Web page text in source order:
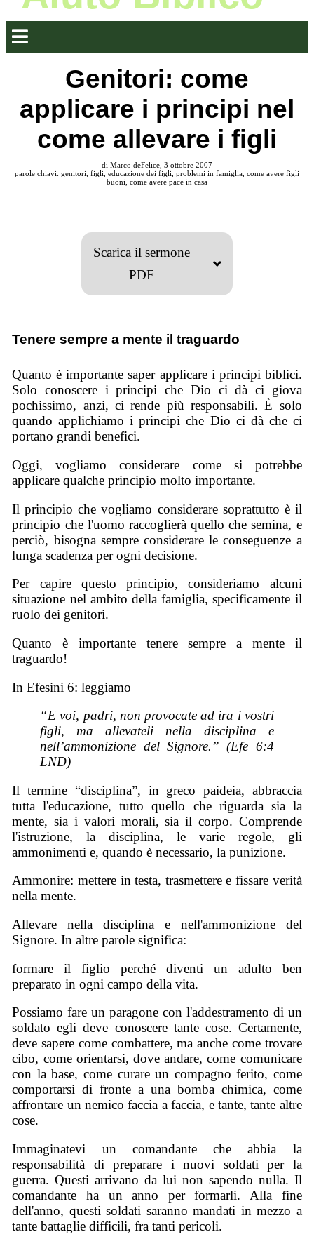
Genitori: come
applicare i principi nel
come allevare i figli
di Marco deFelice, 3 ottobre 2007
parole chiavi: genitori, figli, educazione dei figli, problemi in famiglia, come avere figli
buoni, come avere pace in casa
Scarica il sermone
PDF
Tenere sempre a mente il traguardo
Quanto è importante saper applicare i principi biblici.
Solo conoscere i principi che Dio ci dà ci giova
pochissimo, anzi, ci rende più responsabili. È solo
quando applichiamo i principi che Dio ci dà che ci
portano grandi benefici.
Oggi, vogliamo considerare come si potrebbe
applicare qualche principio molto importante.
Il principio che vogliamo considerare soprattutto è il
principio che l'uomo raccoglierà quello che semina, e
perciò, bisogna sempre considerare le conseguenze a
lunga scadenza per ogni decisione.
Per capire questo principio, consideriamo alcuni
situazione nel ambito della famiglia, specificamente il
ruolo dei genitori.
Quanto è importante tenere sempre a mente il
traguardo!
In Efesini 6: leggiamo
“E voi, padri, non provocate ad ira i vostri
figli, ma allevateli nella disciplina e
nell’ammonizione del Signore.” (Efe 6:4
LND)
Il termine “disciplina”, in greco paideia, abbraccia
tutta l'educazione, tutto quello che riguarda sia la
mente, sia i valori morali, sia il corpo. Comprende
l'istruzione, la disciplina, le varie regole, gli
ammonimenti e, quando è necessario, la punizione.
Ammonire: mettere in testa, trasmettere e fissare verità
nella mente.
Allevare nella disciplina e nell'ammonizione del
Signore. In altre parole significa:
formare il figlio perché diventi un adulto ben
preparato in ogni campo della vita.
Possiamo fare un paragone con l'addestramento di un
soldato egli deve conoscere tante cose. Certamente,
deve sapere come combattere, ma anche come trovare
cibo, come orientarsi, dove andare, come comunicare
con la base, come curare un compagno ferito, come
comportarsi di fronte a una bomba chimica, come
affrontare un nemico faccia a faccia, e tante, tante altre
cose.
Immaginatevi un comandante che abbia la
responsabilità di preparare i nuovi soldati per la
guerra. Questi arrivano da lui non sapendo nulla. Il
comandante ha un anno per formarli. Alla fine
dell'anno, questi soldati saranno mandati in mezzo a
tante battaglie difficili, fra tanti pericoli.